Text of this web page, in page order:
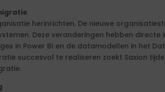
herinrichten. De nieuwe
Deze veranderingen hebben directe
in Power BI en de datamodellen in het
succesvol te realiseren zoekt Saxion